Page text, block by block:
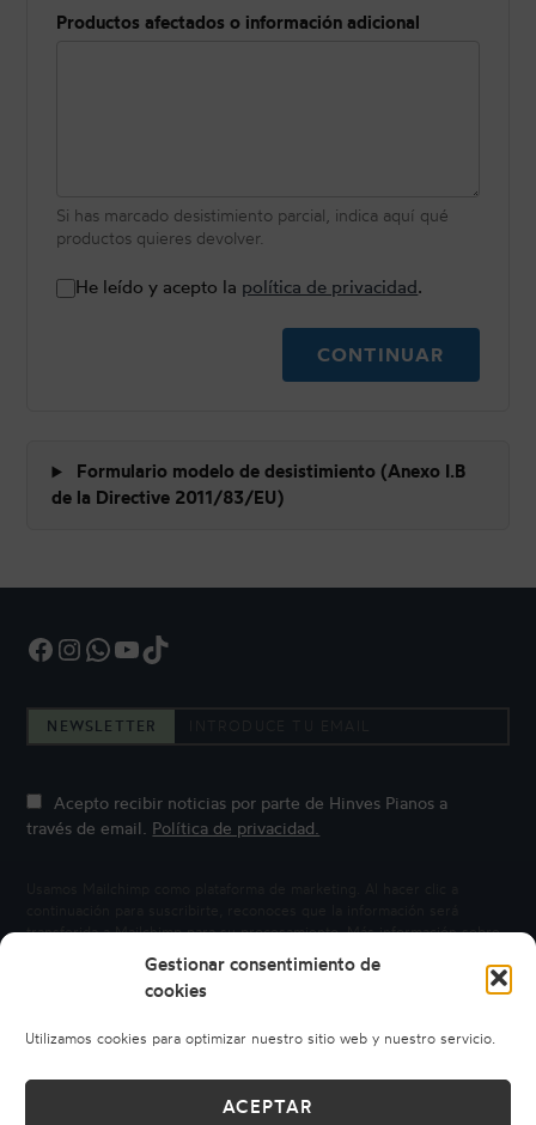
Gestionar consentimiento de
cookies
Utilizamos cookies para optimizar nuestro sitio web y nuestro servicio.
ACEPTAR
Productos afectados o información adicional
Si has marcado desistimiento parcial, indica aquí qué
productos quieres devolver.
He leído y acepto la política de privacidad.
CONTINUAR
Formulario modelo de desistimiento (Anexo I.B
de la Directive 2011/83/EU)
Facebook InstagramWhatsApp YouTube TikTok
NEWSLETTER
Acepto recibir noticias por parte de Hinves Pianos a
través de email. Política de privacidad.
transferida a Mailchimp para su procesamiento.Más información sobre